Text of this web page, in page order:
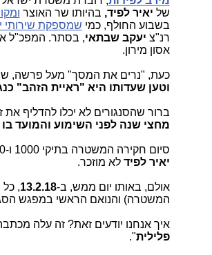
של יאיר לפיד, בהיותו שר האוצר
בשבוע החולף, כמי שמספקת שירותי
רנ"צ יעקב שבתאי, בסתר. המפכ"ל
אסון מירון.
כעת, "נרים את המסך" מעל פרשה,
וטען שעדותו היא "ראיית הזהב" כנגד
ברור שהסנגורים לא יכלו להדליף את זה, כי מדובר בתקופה
מחצי שנה לפני השימוע והמועד
סיום חקירה המשטרה בתיקי 1000 ו-2000 והעברת התיקים הללו לפרקליטות המלווה (פרקליטות מיסוי וכלכלה ת"א) הייתה
יאיר לפיד לא מוזכר.
אולם, באותו יום ממש, ב-13.2.18, כל
המשטרה) והנואם הראשי במפגש
איך אנחנו יודעים זאת? זה עלה
פלילית".